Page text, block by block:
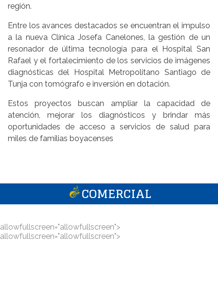
región.
Entre los avances destacados se encuentran el impulso
a la nueva Clínica Josefa Canelones, la gestión de un
resonador de última tecnología para el Hospital San
Rafael y el fortalecimiento de los servicios de imágenes
diagnósticas del Hospital Metropolitano Santiago de
Tunja con tomógrafo e inversión en dotación.
Estos proyectos buscan ampliar la capacidad de
atención, mejorar los diagnósticos y brindar más
oportunidades de acceso a servicios de salud para
miles de familias boyacenses
COMERCIAL
allowfullscreen="allowfullscreen">
allowfullscreen="allowfullscreen">